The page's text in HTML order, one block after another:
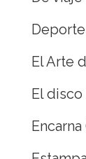
El Arte
El disco
Encarna